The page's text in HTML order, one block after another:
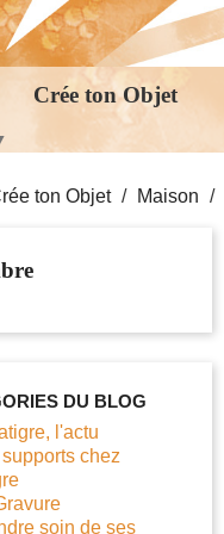
Crée ton Objet
ton Objet Maison
DU BLOG
l'actu
supports chez
soin de ses